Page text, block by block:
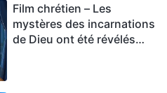
Film chrétien – Les
mystères des incarnations
de Dieu ont été révélés